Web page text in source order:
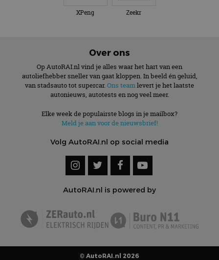
XPeng Zeekr
Over ons
Op AutoRAI.nl vind je alles waar het hart van een
autoliefhebber sneller van gaat kloppen. In beeld én geluid,
van stadsauto tot supercar. Ons teamlevert je het laatste
autonieuws, autotests en nog veel meer.
Elke week de populairste blogs in je mailbox?
Meld je aan voor de nieuwsbrief!
Volg AutoRAI.nl op social media
AutoRAI.nl is powered by
© AutoRAI.nl 2026